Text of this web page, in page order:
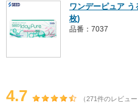
ワンデーピュア う
枚)
品番：7037
4.7 （271件のレビュー